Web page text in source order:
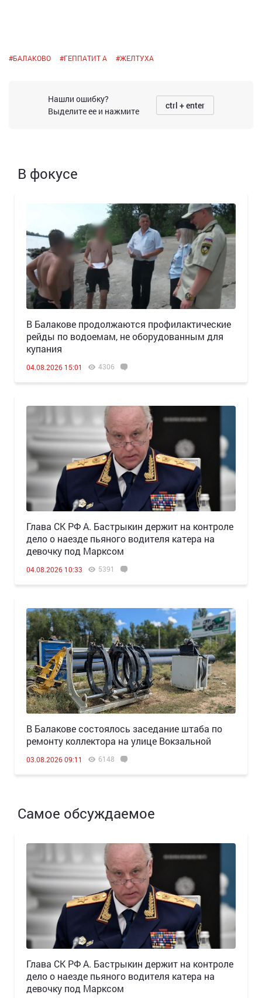
#БАЛАКОВО #ГЕППАТИТ А #ЖЕЛТУХА
Нашли ошибку?
Выделите ее и нажмите
ctrl + enter
В фокусе
В Балакове продолжаются профилактические
рейды по водоемам, не оборудованным для
купания
04.08.2026 15:01 4306
Глава СК РФ А. Бастрыкин держит на контроле
дело о наезде пьяного водителя катера на
девочку под Марксом
04.08.2026 10:33 5391
В Балакове состоялось заседание штаба по
ремонту коллектора на улице Вокзальной
03.08.2026 09:11 6148
Самое обсуждаемое
Глава СК РФ А. Бастрыкин держит на контроле
дело о наезде пьяного водителя катера на
девочку под Марксом